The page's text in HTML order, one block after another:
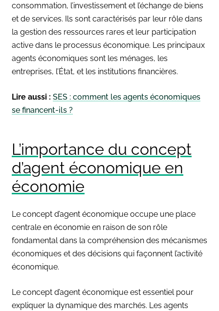
consommation, l’investissement et l’échange de biens
et de services. Ils sont caractérisés par leur rôle dans
la gestion des ressources rares et leur participation
active dans le processus économique. Les principaux
agents économiques sont les ménages, les
entreprises, l’État, et les institutions financières.
Lire aussi : SES : comment les agents économiques
se financent-ils ?
L’importance du concept
d’agent économique en
économie
Le concept d’agent économique occupe une place
centrale en économie en raison de son rôle
fondamental dans la compréhension des mécanismes
économiques et des décisions qui façonnent l’activité
économique.
Le concept d’agent économique est essentiel pour
expliquer la dynamique des marchés. Les agents